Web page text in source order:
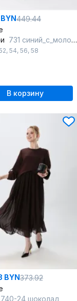
449.44
731 синий_с_молочными_полосками
, 54, 56, 58
В корзину
BYN373.92
740-24 шоколад